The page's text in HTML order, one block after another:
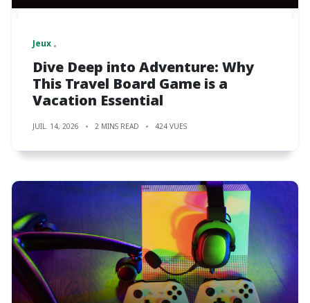
Jeux
Dive Deep into Adventure: Why
This Travel Board Game is a
Vacation Essential
JUIL. 14, 2026 2 MINS READ 424 VUES